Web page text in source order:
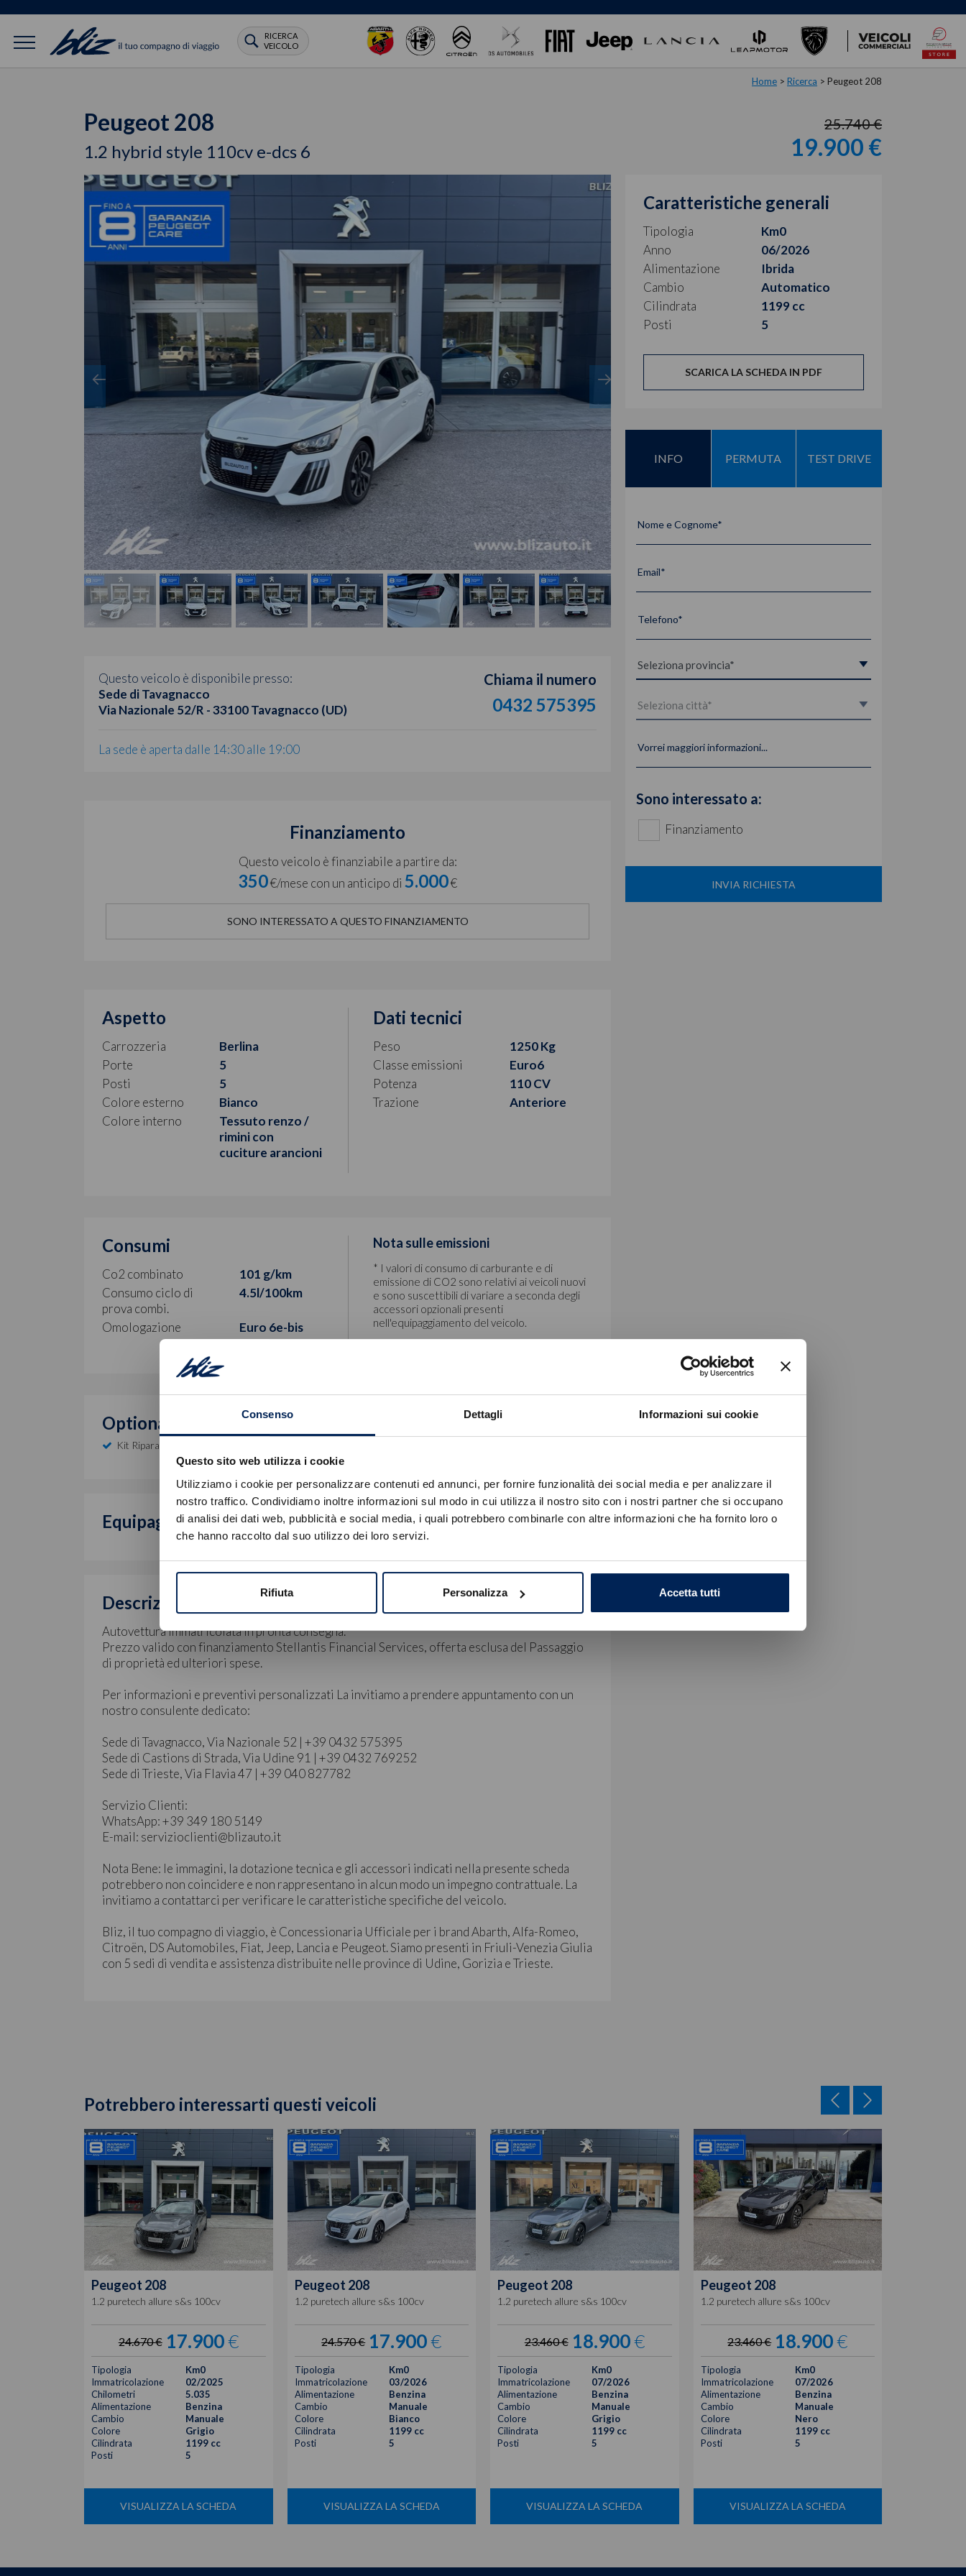
Consenso Dettagli Informazioni sui cookie
Questo sito web utilizza i cookie
Utilizziamo i cookie per personalizzare contenuti ed annunci, per fornire funzionalità dei social media e per analizzare il
nostro traffico. Condividiamo inoltre informazioni sul modo in cui utilizza il nostro sito con i nostri partner che si occupano
di analisi dei dati web, pubblicità e social media, i quali potrebbero combinarle con altre informazioni che ha fornito loro o
che hanno raccolto dal suo utilizzo dei loro servizi.
Rifiuta Personalizza Accetta tutti
RICERCA
VEICOLO
Home > Ricerca > Peugeot 208
Peugeot 208
1.2 hybrid style 110cv e-dcs 6
25.740 €
19.900 €
Questo veicolo è disponibile presso:
Sede di Tavagnacco
Via Nazionale 52/R - 33100 Tavagnacco (UD)
Chiama il numero
0432 575395
La sede è aperta dalle 14:30 alle 19:00
Finanziamento
Questo veicolo è finanziabile a partire da:
350€/mese con un anticipo di5.000€
SONO INTERESSATO A QUESTO FINANZIAMENTO
Aspetto
Carrozzeria
Berlina
Porte
5
Posti
5
Colore esterno
Bianco
Colore interno
Tessuto renzo /
rimini con
cuciture arancioni
Dati tecnici
Peso
1250 Kg
Classe emissioni
Euro6
Potenza
110 CV
Trazione
Anteriore
Consumi
Co2 combinato
101 g/km
Consumo ciclo di
prova combi.
4.5l/100km
Omologazione Euro 6e-bis
Nota sulle emissioni
* I valori di consumo di carburante e di
emissione di CO2 sono relativi ai veicoli nuovi
e sono suscettibili di variare a seconda degli
accessori opzionali presenti
nell'equipaggiamento del veicolo.
Optional inclusi
Kit Riparazione Pneumatici (compressore 12v)
Equipaggiamento di serie
Descrizione
Autovettura immatricolata in pronta consegna.
Prezzo valido con finanziamento Stellantis Financial Services, offerta esclusa del Passaggio
di proprietà ed ulteriori spese.
Per informazioni e preventivi personalizzati La invitiamo a prendere appuntamento con un
nostro consulente dedicato:
Sede di Tavagnacco, Via Nazionale 52 | +39 0432 575395
Sede di Castions di Strada, Via Udine 91 | +39 0432 769252
Sede di Trieste, Via Flavia 47 | +39 040 827782
Servizio Clienti:
WhatsApp: +39 349 180 5149
E-mail: servizioclienti@blizauto.it
Nota Bene: le immagini, la dotazione tecnica e gli accessori indicati nella presente scheda
potrebbero non coincidere e non rappresentano in alcun modo un impegno contrattuale. La
invitiamo a contattarci per verificare le caratteristiche specifiche del veicolo.
Bliz, il tuo compagno di viaggio, è Concessionaria Ufficiale per i brand Abarth, Alfa-Romeo,
Citroën, DS Automobiles, Fiat, Jeep, Lancia e Peugeot. Siamo presenti in Friuli-Venezia Giulia
con 5 sedi di vendita e assistenza distribuite nelle province di Udine, Gorizia e Trieste.
Caratteristiche generali
Tipologia
Km0
Anno
06/2026
Alimentazione
Ibrida
Cambio
Automatico
Cilindrata
1199 cc
Posti
5
SCARICA LA SCHEDA IN PDF
INFO PERMUTA TEST DRIVE
Nome e Cognome*
Email*
Telefono*
Vorrei maggiori informazioni...
Sono interessato a:
Finanziamento
INVIA RICHIESTA
Potrebbero interessarti questi veicoli
Peugeot 208
1.2 puretech allure s&s 100cv
24.670 € 17.900€
Tipologia
Km0
Immatricolazione
02/2025
Chilometri
5.035
Alimentazione
Benzina
Cambio
Manuale
Colore
Grigio
Cilindrata
1199 cc
Posti
5
VISUALIZZA LA SCHEDA
Peugeot 208
1.2 puretech allure s&s 100cv
24.570 € 17.900€
Tipologia
Km0
Immatricolazione
03/2026
Alimentazione
Benzina
Cambio
Manuale
Colore
Bianco
Cilindrata
1199 cc
Posti
5
VISUALIZZA LA SCHEDA
Peugeot 208
1.2 puretech allure s&s 100cv
23.460 € 18.900€
Tipologia
Km0
Immatricolazione
07/2026
Alimentazione
Benzina
Cambio
Manuale
Colore
Grigio
Cilindrata
1199 cc
Posti
5
VISUALIZZA LA SCHEDA
Peugeot 208
1.2 puretech allure s&s 100cv
23.460 € 18.900€
Tipologia
Km0
Immatricolazione
07/2026
Alimentazione
Benzina
Cambio
Manuale
Colore
Nero
Cilindrata
1199 cc
Posti
5
VISUALIZZA LA SCHEDA
Errore
Caricamento veicoli non riuscito